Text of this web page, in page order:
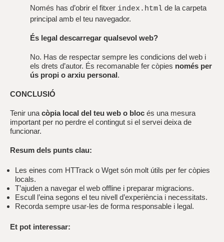
Només has d’obrir el fitxer index.html de la carpeta
principal amb el teu navegador.
És legal descarregar qualsevol web?
No. Has de respectar sempre les condicions del web i
els drets d’autor. És recomanable fer còpies només per
ús propi o arxiu personal.
CONCLUSIÓ
Tenir una còpia local del teu web o bloc és una mesura
important per no perdre el contingut si el servei deixa de
funcionar.
Resum dels punts clau:
Les eines com HTTrack o Wget són molt útils per fer còpies
locals.
T’ajuden a navegar el web offline i preparar migracions.
Escull l’eina segons el teu nivell d’experiència i necessitats.
Recorda sempre usar-les de forma responsable i legal.
Et pot interessar: